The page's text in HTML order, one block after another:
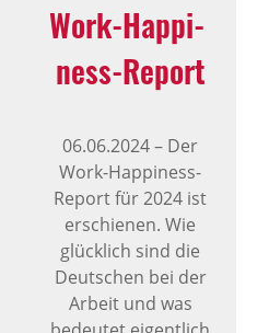
Work-Happi­
ness-Report
06.06.2024– Der
Work-Happiness-
Report für 2024 ist
erschienen. Wie
glücklich sind die
Deutschen bei der
Arbeit und was